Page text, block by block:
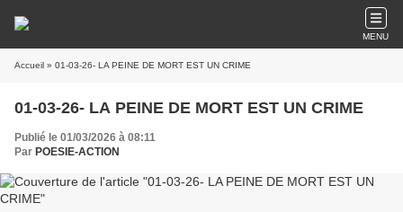
MENU
Accueil » 01-03-26- LA PEINE DE MORT EST UN CRIME
01-03-26- LA PEINE DE MORT EST UN CRIME
Publié le 01/03/2026 à 08:11
Par POESIE-ACTION